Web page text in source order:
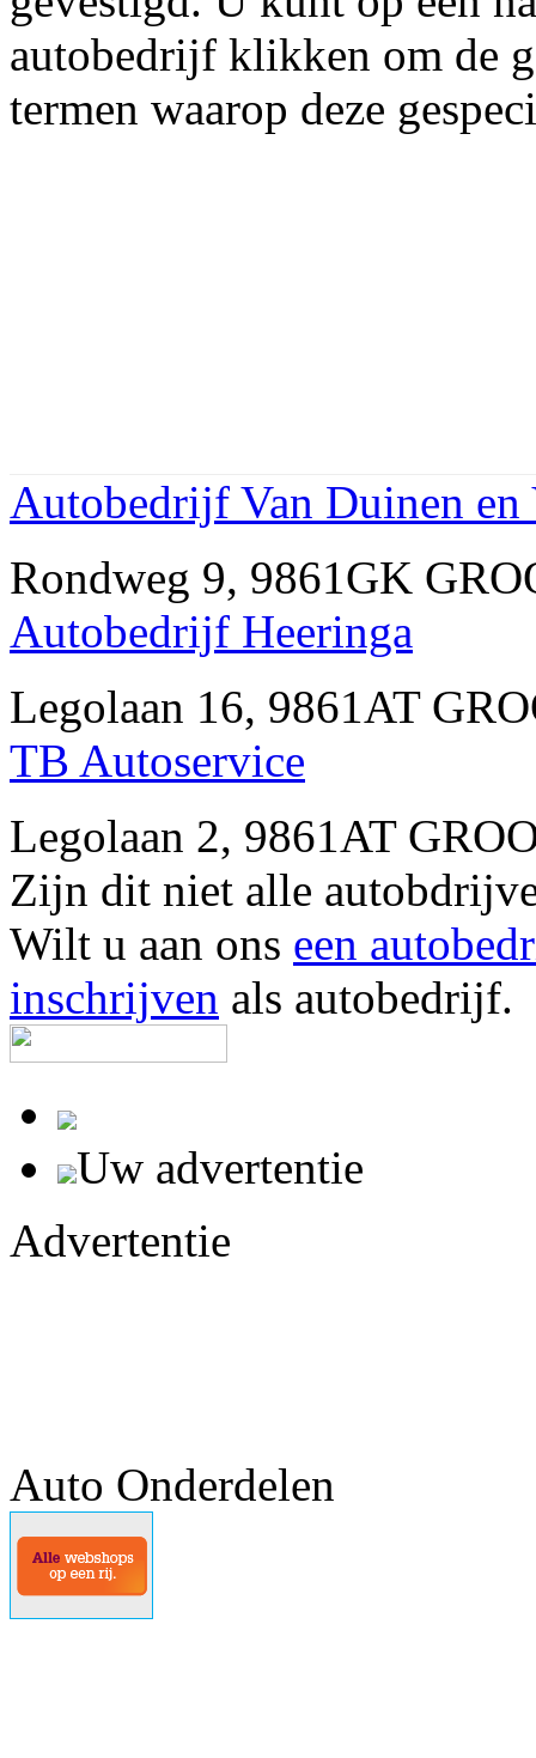
autobedrijf klikken om de
termen waarop deze
Autobedrijf Van Duinen en
Rondweg 9, 9861GK
Autobedrijf Heeringa
Legolaan 16, 9861AT
TB Autoservice
Legolaan 2, 9861AT
Zijn dit niet alle
Wilt u aan ons een
inschrijven als autobedrijf.
Uw advertentie
Advertentie
Auto Onderdelen